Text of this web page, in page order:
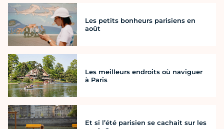
Les petits bonheurs parisiens en
août
Les meilleurs endroits où naviguer
à Paris
Et si l’été parisien se cachait sur les